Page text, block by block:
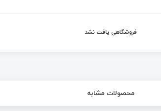
فروشگاهی یافت نشد
محصولات مشابه